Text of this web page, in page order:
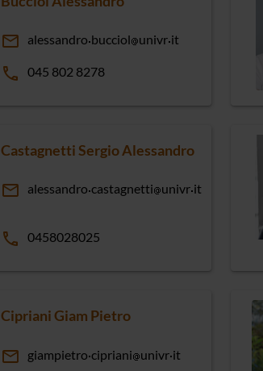
email alessandro bucciol univr it
phone 045 802 8278
Castagnetti Sergio Alessandro
email alessandro castagnetti univr it
phone 0458028025
Cipriani Giam Pietro
email giampietro cipriani univr it